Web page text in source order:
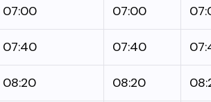
07:00 07:00
07:40 07:40
08:20 08:20